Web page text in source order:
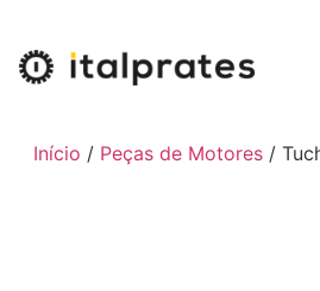
Início / Peças de Motores/